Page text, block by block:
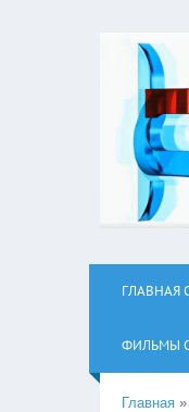
ГЛАВНАЯ
ФИЛЬМЫ
Главная »